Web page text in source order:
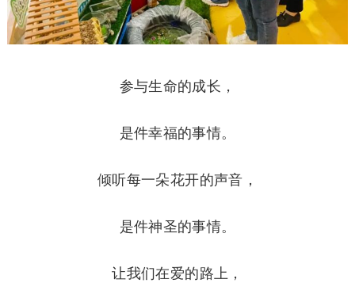
参与生命的成长，
是件幸福的事情。
倾听每一朵花开的声音，
是件神圣的事情。
让我们在爱的路上，